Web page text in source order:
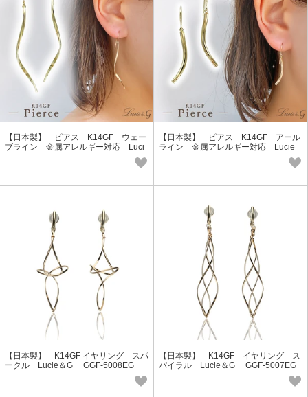
【日本製】 ピアス K14GF ウェー
ブライン 金属アレルギー対応 Luci
【日本製】 ピアス K14GF アール
ライン 金属アレルギー対応 Lucie
【日本製】 K14GF イヤリング スパ
ークル Lucie＆G GGF-5008EG
【日本製】 K14GF イヤリング ス
パイラル Lucie＆G GGF-5007EG